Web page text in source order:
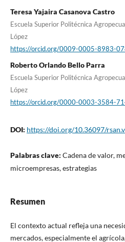
Teresa Yajaira Casanova Castro
Escuela Superior Politécnica
López
https://orcid.org/0009-0005-8983-
Roberto Orlando Bello Parra
Escuela Superior Politécnica
López
https://orcid.org/0000-0003-3584-
DOI: https://doi.org/10.36097/
Palabras clave: Cadena de valor,
microempresas, estrategias
Resumen
El contexto actual refleja una
mercados, especialmente el